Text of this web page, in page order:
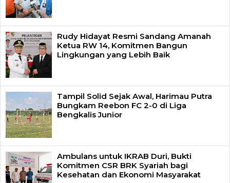
Rudy Hidayat Resmi Sandang Amanah
Ketua RW 14, Komitmen Bangun
Lingkungan yang Lebih Baik
Tampil Solid Sejak Awal, Harimau Putra
Bungkam Reebon FC 2-0 di Liga
Bengkalis Junior
Ambulans untuk IKRAB Duri, Bukti
Komitmen CSR BRK Syariah bagi
Kesehatan dan Ekonomi Masyarakat